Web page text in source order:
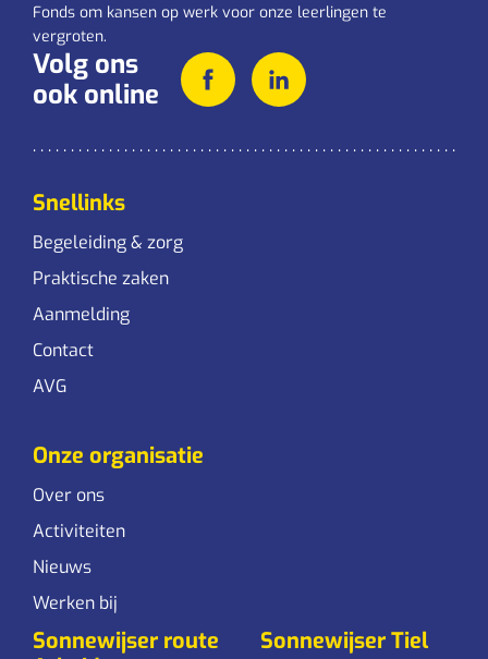
Fonds om kansen op werk voor onze leerlingen te
vergroten.
Volg ons
ook online
Snellinks
Begeleiding & zorg
Praktische zaken
Aanmelding
Contact
AVG
Onze organisatie
Over ons
Activiteiten
Nieuws
Werken bij
Sonnewijser route
Sonnewijser Tiel